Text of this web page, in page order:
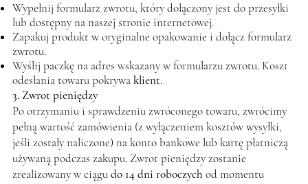
Wypełnij formularz zwrotu, który dołączony jest do przesyłki
lub dostępny na naszej stronie internetowej.
Zapakuj produkt w oryginalne opakowanie i dołącz formularz
zwrotu.
Wyślij paczkę na adres wskazany w formularzu zwrotu. Koszt
odesłania towaru pokrywaklient.
3. Zwrot pieniędzy
Po otrzymaniu i sprawdzeniu zwróconego towaru, zwrócimy
pełną wartość zamówienia (z wyłączeniem kosztów wysyłki,
jeśli zostały naliczone) na konto bankowe lub kartę płatniczą
używaną podczas zakupu. Zwrot pieniędzy zostanie
zrealizowany w ciągudo 14 dni roboczych od momentu